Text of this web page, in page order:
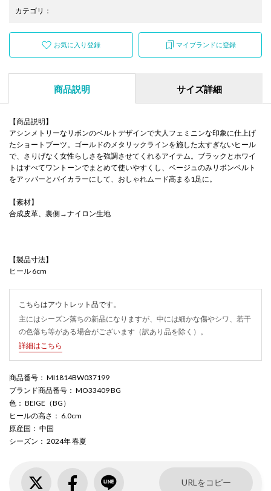
カテゴリ ：
お気に入り登録 マイブランドに登録
商品説明 サイズ詳細
【商品説明】
アシンメトリーなリボンのベルトデザインで大人フェミニンな印象に仕上げ
たショートブーツ。ゴールドのメタリックラインを施した太すぎないヒール
で、さりげなく女性らしさを強調させてくれるアイテム。ブラックとホワイ
トはすべてワントーンでまとめて使いやすくし、ベージュのみリボンベルト
をアッパーとバイカラーにして、おしゃれムード高まる1足に。
【素材】
合成皮革、裏側→ナイロン生地
【製品寸法】
ヒール 6cm
こちらはアウトレット品です。
主にはシーズン落ちの新品になりますが、中には細かな傷やシワ、若干
の色落ち等がある場合がございます（訳あり品を除く）。
詳細はこちら
商品番号 ： MI1814BW037199
ブランド商品番号 ： MO33409 BG
色 ： BEIGE（BG）
ヒールの高さ ： 6.0cm
原産国 ： 中国
シーズン ： 2024年 春夏
URLをコピー